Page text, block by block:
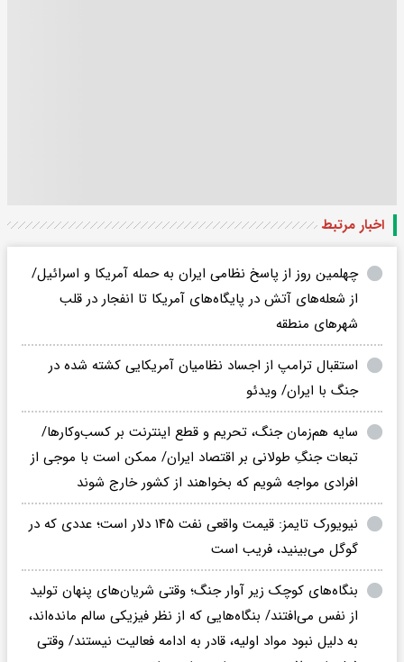
اخبار مرتبط
چهلمین روز از پاسخ نظامی ایران به حمله آمریکا و اسرائیل/
از شعله‌های آتش در پایگاه‌های آمریکا تا انفجار در قلب
شهرهای منطقه
استقبال ترامپ از اجساد نظامیان آمریکایی کشته شده در
جنگ با ایران/ ویدئو
سایه هم‌زمان جنگ، تحریم‌ و قطع اینترنت بر کسب‌وکارها/
تبعات جنگِ طولانی بر اقتصاد ایران/ ممکن است با موجی از
افرادی مواجه شویم که بخواهند از کشور خارج شوند
نیویورک تایمز: قیمت واقعی نفت ۱۴۵ دلار است؛ عددی که در
گوگل می‌بینید، فریب است
بنگاه‌های کوچک زیر آوار جنگ؛ وقتی شریان‌های پنهان تولید
از نفس می‌افتند/ بنگاه‌هایی که از نظر فیزیکی سالم مانده‌اند،
به دلیل نبود مواد اولیه، قادر به ادامه فعالیت نیستند/ وقتی